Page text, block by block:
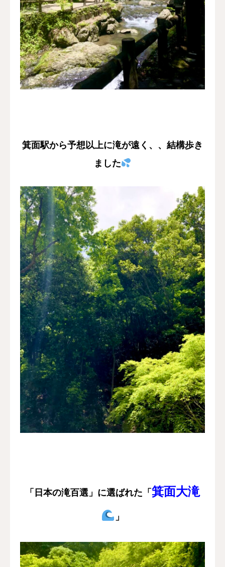
箕面駅から予想以上に滝が遠く、、結構歩き
ました
「日本の滝百選」に選ばれた「 箕面大滝
」